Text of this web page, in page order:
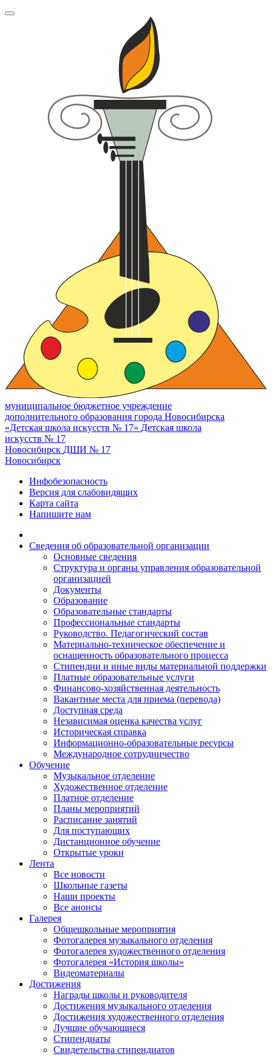
муниципальное бюджетное учреждение
дополнительного образования города Новосибирска
«Детская школа искусств № 17» Детская школа
искусств № 17
Новосибирск ДШИ № 17
Новосибирск
Инфобезопасность
Версия для слабовидящих
Карта сайта
Напишите нам
Сведения об образовательной организации
Основные сведения
Структура и органы управления образовательной
организацией
Документы
Образование
Образовательные стандарты
Профессиональные стандарты
Руководство. Педагогический состав
Материально-техническое обеспечение и
оснащенность образовательного процесса
Стипендии и иные виды материальной поддержки
Платные образовательные услуги
Финансово-хозяйственная деятельность
Вакантные места для приема (перевода)
Доступная среда
Независимая оценка качества услуг
Историческая справка
Информационно-образовательные ресурсы
Международное сотрудничество
Обучение
Музыкальное отделение
Художественное отделение
Платное отделение
Планы мероприятий
Расписание занятий
Для поступающих
Дистанционное обучение
Открытые уроки
Лента
Все новости
Школьные газеты
Наши проекты
Все анонсы
Галерея
Общешкольные мероприятия
Фотогалерея музыкального отделения
Фотогалерея художественного отделения
Фотогалерея «История школы»
Видеоматериалы
Достижения
Награды школы и руководителя
Достижения музыкального отделения
Достижения художественного отделения
Лучшие обучающиеся
Стипендиаты
Свидетельства стипендиатов